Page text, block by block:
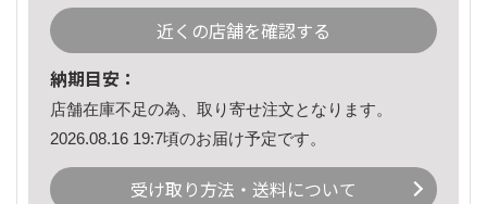
近くの店舗を確認する
納期目安：
店舗在庫不足の為、取り寄せ注文となります。
2026.08.16 19:7頃のお届け予定です。
受け取り方法・送料について